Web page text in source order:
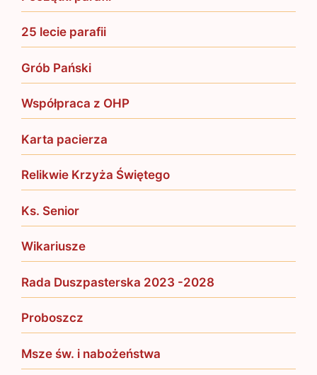
25 lecie parafii
Grób Pański
Współpraca z OHP
Karta pacierza
Relikwie Krzyża Świętego
Ks. Senior
Wikariusze
Rada Duszpasterska 2023 -2028
Proboszcz
Msze św. i nabożeństwa